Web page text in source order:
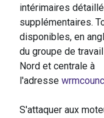
intérimaires
supplémentaires.
disponibles, en
du groupe de
Nord et centrale à
l'adresse
S'attaquer aux